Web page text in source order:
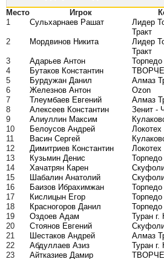
Место Игрок
1
Сульхарнаев Рашат
Лидер
Тракт
2 Мордвинов Никита
Лидер
Тракт
3 Адарьев Антон Торпедо
4
Бутаков Константин
5
Бурдужан Данил Алмаз
6
Железнов Антон Ozon
7
Тлеумбаев Евгений Алмаз
8
Алексеев Константин Зенит -
9
Алиуллин Максим
10
Белоусов Андрей Локотех
11
Васин Сергей
12
Димитриев Константин Локотех
13
Кузьмин Денис Торпедо
14
Хачатрян Карен
15
Шабалин Анатолий
16
Баизов Ибрахимжан Торпедо
17
Кислицын Егор Торпедо
18
Красногоров Данил Торпедо
19
Оздоев Адам Туран г.
20
Стоянов Евгений
21
Шестаков Андрей Алмаз
22
Абдуллаев Азиз Туран г.
23
Айтказиев Дамир